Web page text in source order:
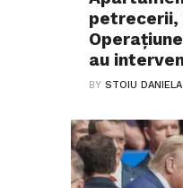
petrecerii,
au
BYSTOIU DANIELA